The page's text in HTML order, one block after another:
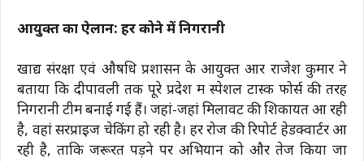
आयुक्त का ऐलान: हर कोने में निगरानी
खाद्य संरक्षा एवं औषधि प्रशासन के आयुक्त आर राजेश कुमार ने
बताया कि दीपावली तक पूरे प्रदेश में स्पेशल टास्क फोर्स की तरह
निगरानी टीमें बनाई गई हैं। जहां-जहां मिलावट की शिकायत आ रही
है, वहां सरप्राइज चेकिंग हो रही है। हर रोज की रिपोर्ट हेडक्वार्टर आ
रही है, ताकि जरूरत पड़ने पर अभियान को और तेज किया जा